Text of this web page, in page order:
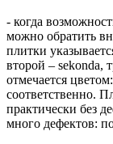
- когда
можно обратить
плитки
второй – sekonda,
отмечается
соответственно.
практически без
много дефектов: